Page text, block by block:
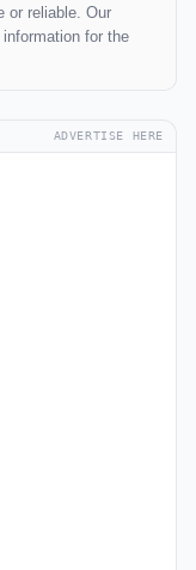
or reliable. Our
for the
ADVERTISE HERE